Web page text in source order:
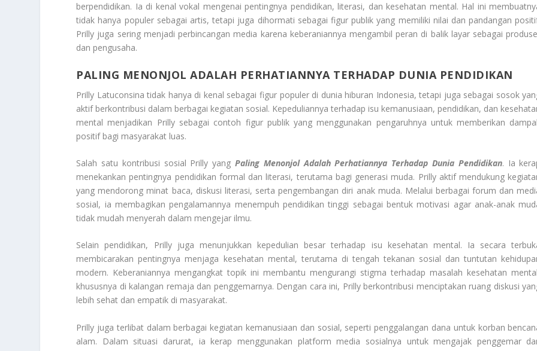
berpendidikan. Ia di kenal vokal mengenai pentingnya pendidikan, literasi, dan kesehatan mental. Hal ini
tidak hanya populer sebagai artis, tetapi juga dihormati sebagai figur publik yang memiliki nilai dan pandangan
Prilly juga sering menjadi perbincangan media karena keberaniannya mengambil peran di balik layar sebagai
dan pengusaha.
PALING MENONJOL ADALAH PERHATIANNYA TERHADAP DUNIA PENDIDIKAN
Prilly Latuconsina tidak hanya di kenal sebagai figur populer di dunia hiburan Indonesia, tetapi juga sebagai sosok
aktif berkontribusi dalam berbagai kegiatan sosial. Kepeduliannya terhadap isu kemanusiaan, pendidikan, dan
mental menjadikan Prilly sebagai contoh figur publik yang menggunakan pengaruhnya untuk memberikan
positif bagi masyarakat luas.
Salah satu kontribusi sosial Prilly yang Paling Menonjol Adalah Perhatiannya Terhadap Dunia Pendidikan. Ia
menekankan pentingnya pendidikan formal dan literasi, terutama bagi generasi muda. Prilly aktif mendukung
yang mendorong minat baca, diskusi literasi, serta pengembangan diri anak muda. Melalui berbagai forum dan
sosial, ia membagikan pengalamannya menempuh pendidikan tinggi sebagai bentuk motivasi agar anak-anak
tidak mudah menyerah dalam mengejar ilmu.
Selain pendidikan, Prilly juga menunjukkan kepedulian besar terhadap isu kesehatan mental. Ia secara
membicarakan pentingnya menjaga kesehatan mental, terutama di tengah tekanan sosial dan tuntutan
modern. Keberaniannya mengangkat topik ini membantu mengurangi stigma terhadap masalah kesehatan
khususnya di kalangan remaja dan penggemarnya. Dengan cara ini, Prilly berkontribusi menciptakan ruang diskusi
lebih sehat dan empatik di masyarakat.
Prilly juga terlibat dalam berbagai kegiatan kemanusiaan dan sosial, seperti penggalangan dana untuk korban
alam. Dalam situasi darurat, ia kerap menggunakan platform media sosialnya untuk mengajak penggemar